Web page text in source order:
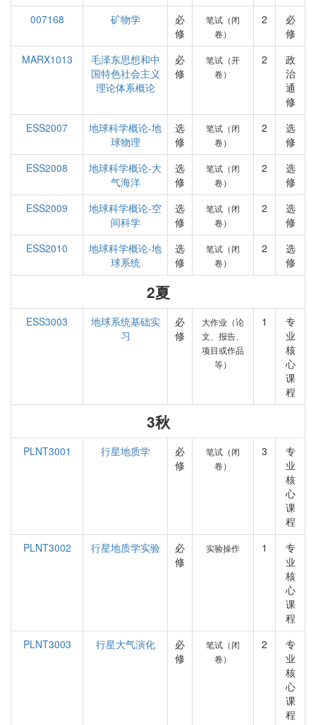
007168
矿物学
必
修
笔试（闭
卷）
2
必
修
MARX1013
毛泽东思想和中
国特色社会主义
理论体系概论
必
修
笔试（开
卷）
2
政
治
通
修
ESS2007
地球科学概论-地
球物理
选
修
笔试（闭
卷）
2
选
修
ESS2008
地球科学概论-大
气海洋
选
修
笔试（闭
卷）
2
选
修
ESS2009
地球科学概论-空
间科学
选
修
笔试（闭
卷）
2
选
修
ESS2010
地球科学概论-地
球系统
选
修
笔试（闭
卷）
2
选
修
2夏
ESS3003
地球系统基础实
习
必
修
大作业（论
文、报告、
项目或作品
等）
1
专
业
核
心
课
程
3秋
PLNT3001 行星地质学
必
修
笔试（闭
卷）
3
专
业
核
心
课
程
PLNT3002
行星地质学实验
必
修
实验操作 1
专
业
核
心
课
程
PLNT3003
行星大气演化
必
修
笔试（闭
卷）
2
专
业
核
心
课
程